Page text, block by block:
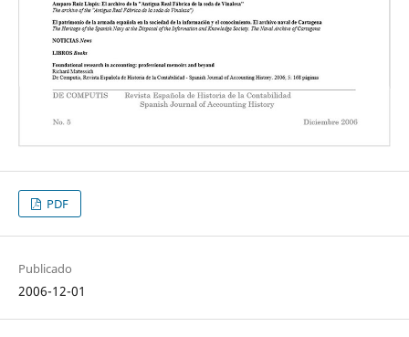
PDF
Publicado
2006-12-01